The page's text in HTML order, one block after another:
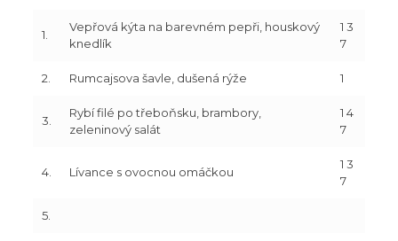
1.
Vepřová kýta na barevném pepři, houskový
knedlík
1 3
7
2. Rumcajsova šavle, dušená rýže 1
3.
Rybí filé po třeboňsku, brambory,
zeleninový salát
1 4
7
4. Lívance s ovocnou omáčkou
1 3
7
5.